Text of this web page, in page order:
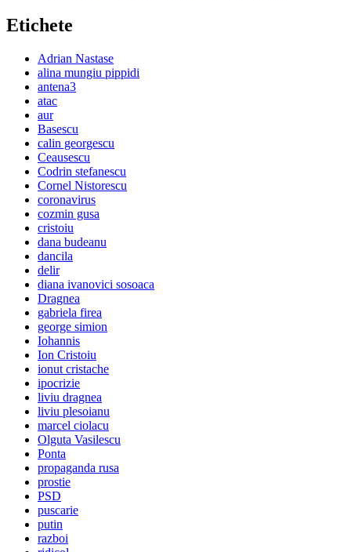
Etichete
Adrian Nastase
alina mungiu pippidi
antena3
atac
aur
Basescu
calin georgescu
Ceausescu
Codrin stefanescu
Cornel Nistorescu
coronavirus
cozmin gusa
cristoiu
dana budeanu
dancila
delir
diana ivanovici sosoaca
Dragnea
gabriela firea
george simion
Iohannis
Ion Cristoiu
ionut cristache
ipocrizie
liviu dragnea
liviu plesoianu
marcel ciolacu
Olguta Vasilescu
Ponta
propaganda rusa
prostie
PSD
puscarie
putin
razboi